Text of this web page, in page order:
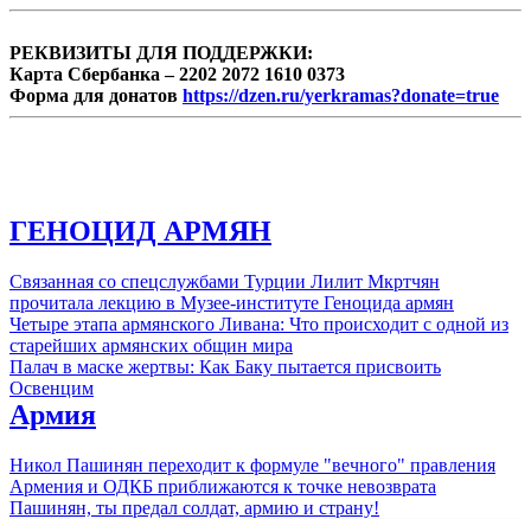
РЕКВИЗИТЫ ДЛЯ ПОДДЕРЖКИ:
Карта Сбербанка – 2202 2072 1610 0373
Форма для донатов https://dzen.ru/yerkramas?donate=true
ГЕНОЦИД АРМЯН
Связанная со спецслужбами Турции Лилит Мкртчян
прочитала лекцию в Музее-институте Геноцида армян
Четыре этапа армянского Ливана: Что происходит с одной из
старейших армянских общин мира
Палач в маске жертвы: Как Баку пытается присвоить
Освенцим
Армия
Никол Пашинян переходит к формуле "вечного" правления
Армения и ОДКБ приближаются к точке невозврата
Пашинян, ты предал солдат, армию и страну!